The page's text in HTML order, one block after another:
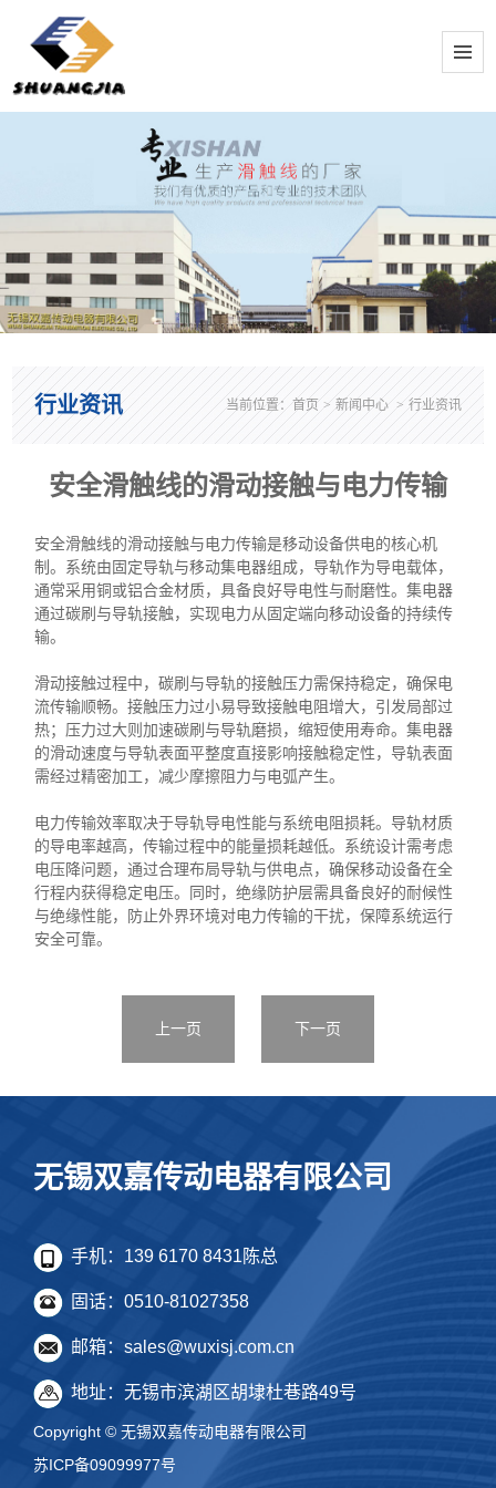
行业资讯 当前位置： 首页 > 新闻中心 > 行业资讯
安全滑触线的滑动接触与电力传输
安全滑触线的滑动接触与电力传输是移动设备供电的核心机
制。系统由固定导轨与移动集电器组成，导轨作为导电载体，
通常采用铜或铝合金材质，具备良好导电性与耐磨性。集电器
通过碳刷与导轨接触，实现电力从固定端向移动设备的持续传
输。
滑动接触过程中，碳刷与导轨的接触压力需保持稳定，确保电
流传输顺畅。接触压力过小易导致接触电阻增大，引发局部过
热；压力过大则加速碳刷与导轨磨损，缩短使用寿命。集电器
的滑动速度与导轨表面平整度直接影响接触稳定性，导轨表面
需经过精密加工，减少摩擦阻力与电弧产生。
电力传输效率取决于导轨导电性能与系统电阻损耗。导轨材质
的导电率越高，传输过程中的能量损耗越低。系统设计需考虑
电压降问题，通过合理布局导轨与供电点，确保移动设备在全
行程内获得稳定电压。同时，绝缘防护层需具备良好的耐候性
与绝缘性能，防止外界环境对电力传输的干扰，保障系统运行
安全可靠。
上一页 下一页
无锡双嘉传动电器有限公司
手机：139 6170 8431陈总
固话：0510-81027358
邮箱：sales@wuxisj.com.cn
地址：无锡市滨湖区胡埭杜巷路49号
Copyright © 无锡双嘉传动电器有限公司
苏ICP备09099977号